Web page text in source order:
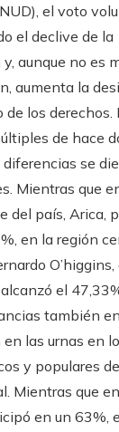
el voto
el declive de la
aunque no es
aumenta la
de los derechos.
de hace
se
Mientras que
del país, Arica,
en la región
O’higgins,
el
también
las urnas en
y populares
Mientras que
en un 63%,